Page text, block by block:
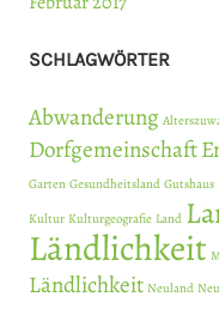
SCHLAGWÖRTER
Abwanderung
Dorfgemeinschaft
Garten Gesundheitsland Gutshaus
Kultur Kulturgeografie Land
Ländlichkeit
Ländlichkeit Neuland